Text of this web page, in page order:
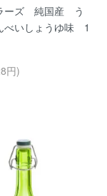
ーズ 純国産 う
べいしょうゆ味 1
円)